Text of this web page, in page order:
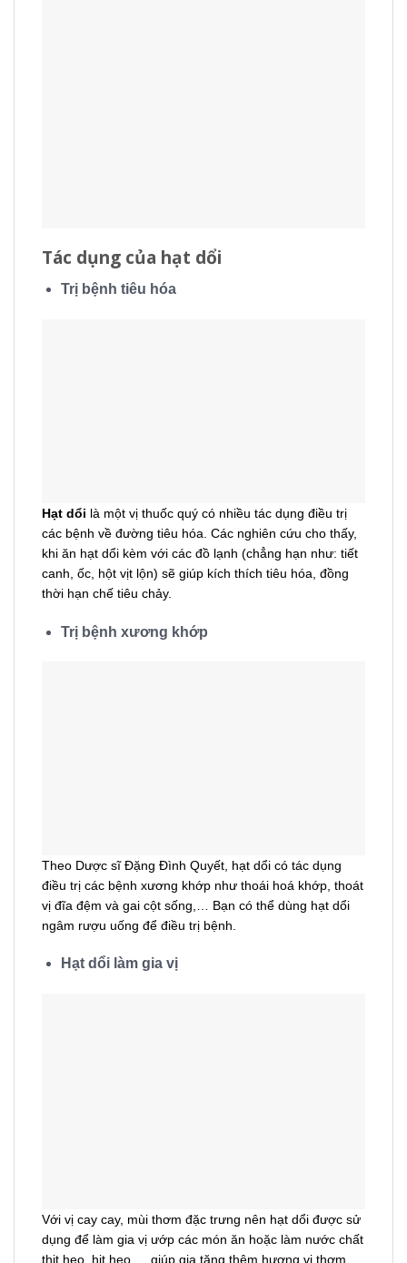
Tác dụng của hạt dổi
Trị bệnh tiêu hóa
Hạt dổi là một vị thuốc quý có nhiều tác dụng điều trị
các bệnh về đường tiêu hóa. Các nghiên cứu cho thấy,
khi ăn hạt dổi kèm với các đồ lạnh (chẳng hạn như: tiết
canh, ốc, hột vịt lộn) sẽ giúp kích thích tiêu hóa, đồng
thời hạn chế tiêu chảy.
Trị bệnh xương khớp
Theo Dược sĩ Đặng Đình Quyết, hạt dổi có tác dụng
điều trị các bệnh xương khớp như thoái hoá khớp, thoát
vị đĩa đệm và gai cột sống,… Bạn có thể dùng hạt dổi
ngâm rượu uống để điều trị bệnh.
Hạt dổi làm gia vị
Với vị cay cay, mùi thơm đặc trưng nên hạt dổi được sử
dụng để làm gia vị ướp các món ăn hoặc làm nước chất
thịt heo, hịt heo,… giúp gia tăng thêm hương vị thơm